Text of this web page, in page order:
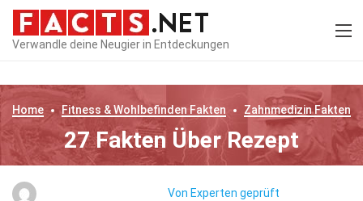
Verwandle deine Neugier in Entdeckungen
Home Fitness & Wohlbefinden Fakten ZahnmedizinFakten
27 Fakten Über Rezept
Von Experten geprüft